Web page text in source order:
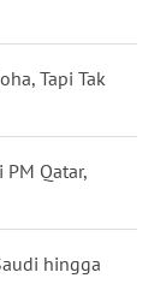
Tapi Tak
Qatar,
hingga